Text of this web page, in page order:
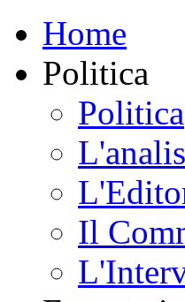
Home
Politica
Politica
Il